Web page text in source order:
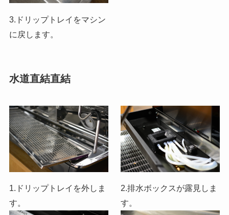
3.ドリップトレイをマシン
に戻します。
水道直結直結
1.ドリップトレイを外しま
す。
2.排水ボックスが露見しま
す。